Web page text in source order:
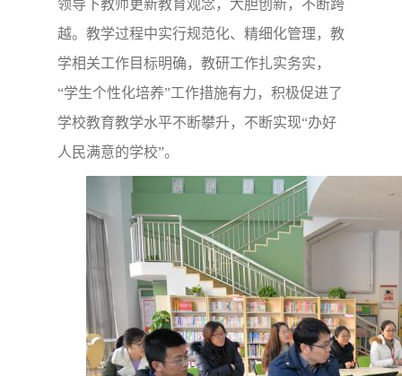
领导下教师更新教育观念，大胆创新，不断跨
越。教学过程中实行规范化、精细化管理，教
学相关工作目标明确，教研工作扎实务实，
“学生个性化培养”工作措施有力，积极促进了
学校教育教学水平不断攀升，不断实现“办好
人民满意的学校”。